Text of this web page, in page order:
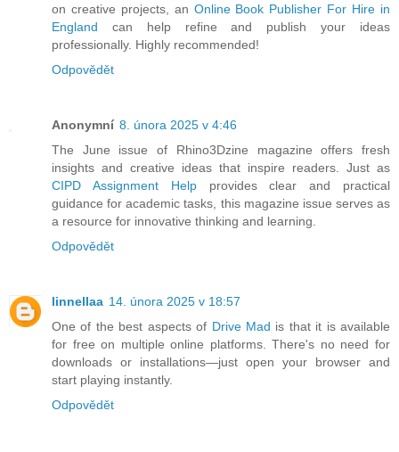
on creative projects, an Online Book Publisher For Hire in
England can help refine and publish your ideas
professionally. Highly recommended!
Odpovědět
Anonymní 8. února 2025 v 4:46
The June issue of Rhino3Dzine magazine offers fresh
insights and creative ideas that inspire readers. Just as
CIPD Assignment Helpprovides clear and practical
guidance for academic tasks, this magazine issue serves as
a resource for innovative thinking and learning.
Odpovědět
linnellaa 14. února 2025 v 18:57
One of the best aspects of Drive Mad is that it is available
for free on multiple online platforms. There's no need for
downloads or installations—just open your browser and
start playing instantly.
Odpovědět